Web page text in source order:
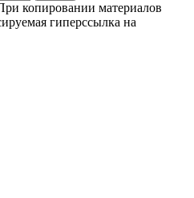
копировании материалов
гиперссылка на